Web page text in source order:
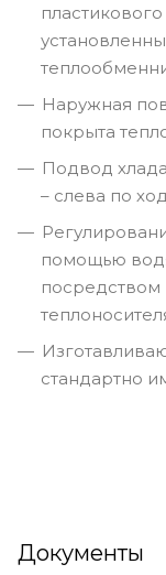
Наружная
покрыта
Подвод
– слева по
помощью
стандартно
Документы